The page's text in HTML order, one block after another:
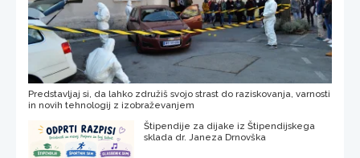
Predstavljaj si, da lahko združiš svojo strast do raziskovanja, varnosti
in novih tehnologij z izobraževanjem
Štipendije za dijake iz Štipendijskega
sklada dr. Janeza Drnovška